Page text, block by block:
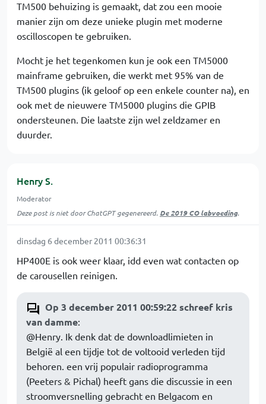
TM500 behuizing is gemaakt, dat zou een mooie
manier zijn om deze unieke plugin met moderne
oscilloscopen te gebruiken.
Mocht je het tegenkomen kun je ook een TM5000
mainframe gebruiken, die werkt met 95% van de
TM500 plugins (ik geloof op een enkele counter na), en
ook met de nieuwere TM5000 plugins die GPIB
ondersteunen. Die laatste zijn wel zeldzamer en
duurder.
Henry S.
Moderator
Deze post is niet door ChatGPT gegenereerd. De 2019 CO labvoeding.
dinsdag 6 december 2011 00:36:31
HP400E is ook weer klaar, idd even wat contacten op
de carousellen reinigen.
Op 3 december 2011 00:59:22 schreef kris
van damme:
@Henry. Ik denk dat de downloadlimieten in
België al een tijdje tot de voltooid verleden tijd
behoren. een vrij populair radioprogramma
(Peeters & Pichal) heeft gans die discussie in een
stroomversnelling gebracht en Belgacom en